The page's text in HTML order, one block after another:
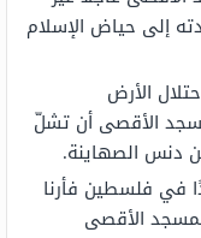
ﺇﻟﻰ ﺣﻴﺎﺽ الإسلام
الأرض
الأقصى أن تشلّ
دنس الصهاينة.
في فلسطين فأرنا
الأقصى